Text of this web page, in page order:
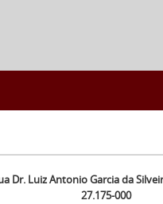
Dr. Luiz Antonio Garcia da
27.175-000